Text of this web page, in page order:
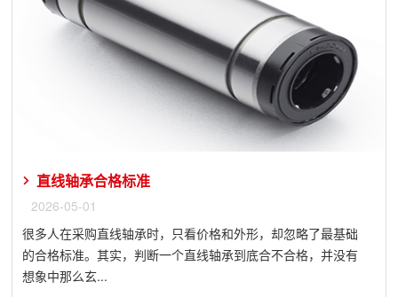
直线轴承合格标准
2026-05-01
很多人在采购直线轴承时，只看价格和外形，却忽略了最基础
的合格标准。其实，判断一个直线轴承到底合不合格，并没有
想象中那么玄...